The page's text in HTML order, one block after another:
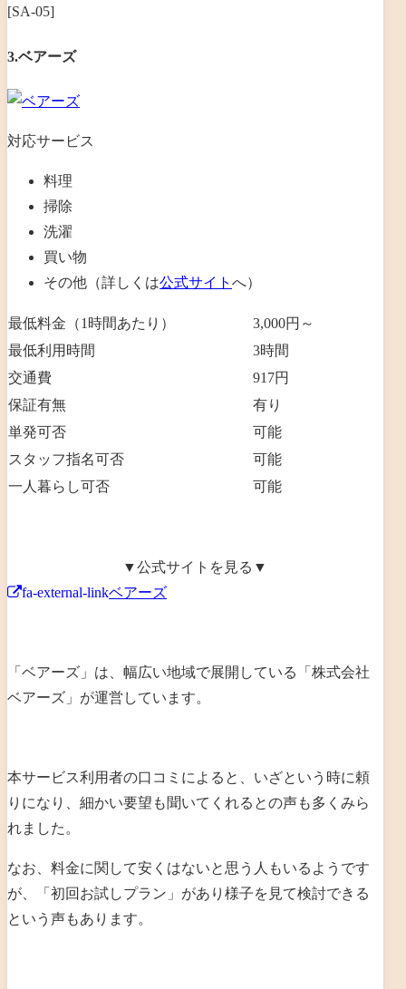
[SA-05]
3.ベアーズ
対応サービス
料理
掃除
洗濯
買い物
その他（詳しくは公式サイト へ）
最低料金（1時間あたり）
3,000円～
最低利用時間
3時間
交通費
917円
保証有無
有り
単発可否
可能
スタッフ指名可否
可能
一人暮らし可否
可能
▼公式サイトを見る▼
fa-external-linkベアーズ
「ベアーズ」は、幅広い地域で展開している「 株式会社
ベアーズ 」が運営しています。
本サービス利用者の口コミによると、いざという時に頼
りになり、細かい要望も聞いてくれるとの声も多くみら
れました。
なお、料金に関して安くはないと思う人もいるようです
が、「初回お試しプラン」があり様子を見て検討できる
という声もあります。